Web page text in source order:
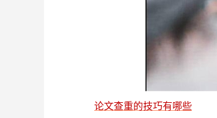
论文查重的技巧有哪些